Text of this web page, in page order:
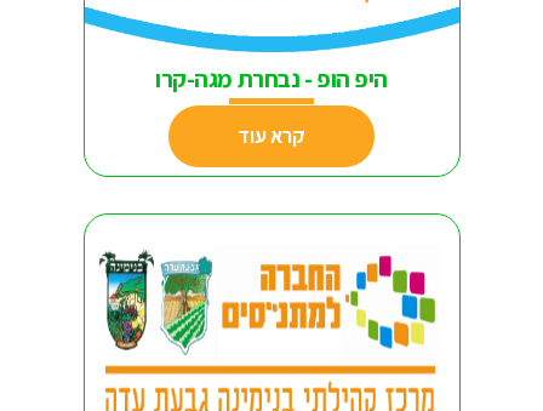
היפ הופ - נבחרת מגה-קרו
קרא עוד